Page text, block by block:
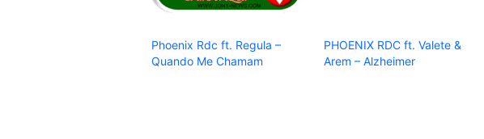
Phoenix Rdc ft. Regula –
Quando Me Chamam
PHOENIX RDC ft. Valete &
Arem – Alzheimer